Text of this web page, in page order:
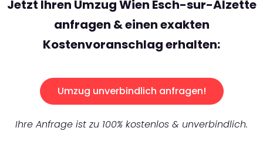
Jetzt Ihren Umzug Wien Esch-sur-Alzette
anfragen & einen exakten
Kostenvoranschlag erhalten:
Umzug unverbindlich anfragen!
Ihre Anfrage ist zu 100% kostenlos & unverbindlich.